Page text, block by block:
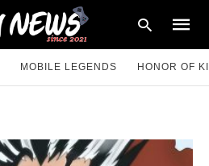
your
search
MOBILE LEGENDS HONOR OF